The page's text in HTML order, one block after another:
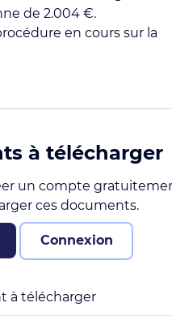
de 2.004 €.
en cours sur la
à télécharger
un compte
ces documents.
Connexion
à télécharger